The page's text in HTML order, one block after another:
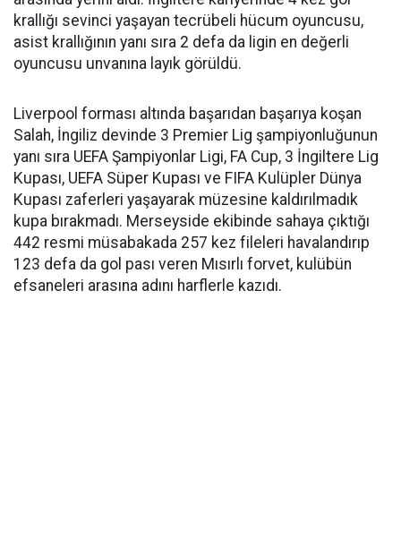
krallığı sevinci yaşayan tecrübeli hücum oyuncusu,
asist krallığının yanı sıra 2 defa da ligin en değerli
oyuncusu unvanına layık görüldü.
Liverpool forması altında başarıdan başarıya koşan
Salah, İngiliz devinde 3 Premier Lig şampiyonluğunun
yanı sıra UEFA Şampiyonlar Ligi, FA Cup, 3 İngiltere Lig
Kupası, UEFA Süper Kupası ve FIFA Kulüpler Dünya
Kupası zaferleri yaşayarak müzesine kaldırılmadık
kupa bırakmadı. Merseyside ekibinde sahaya çıktığı
442 resmi müsabakada 257 kez fileleri havalandırıp
123 defa da gol pası veren Mısırlı forvet, kulübün
efsaneleri arasına adını harflerle kazıdı.